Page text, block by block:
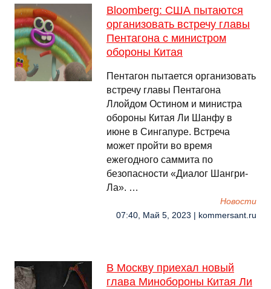
Bloomberg: США пытаются
организовать встречу главы
Пентагона с министром
обороны Китая
Пентагон пытается организовать
встречу главы Пентагона
Ллойдом Остином и министра
обороны Китая Ли Шанфу в
июне в Сингапуре. Встреча
может пройти во время
ежегодного саммита по
безопасности «Диалог Шангри-
Ла». …
Новости
07:40, Май 5, 2023 | kommersant.ru
В Москву приехал новый
глава Минобороны Китая Ли